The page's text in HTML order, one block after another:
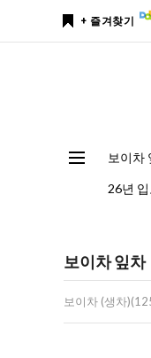
+ 즐겨찾기
보이차
26년
보이차 잎차
보이차 (생차